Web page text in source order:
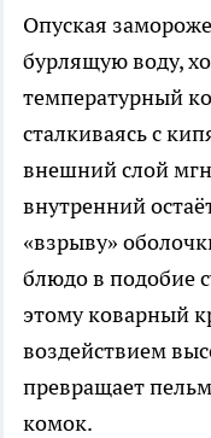
Опуская
бурлящую воду,
температурный
сталкиваясь с
внешний слой
внутренний
«взрыву»
блюдо в подобие
этому коварный
воздействием
превращает
комок.